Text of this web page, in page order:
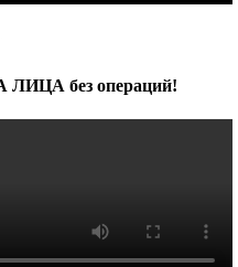
без операций!